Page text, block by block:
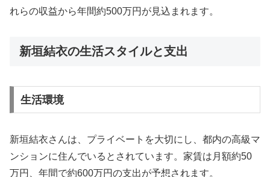
れらの収益から年間約500万円が見込まれます。
新垣結衣の生活スタイルと支出
生活環境
新垣結衣さんは、プライベートを大切にし、都内の高級マ
ンションに住んでいるとされています。家賃は月額約50
万円、年間で約600万円の支出が予想されます。